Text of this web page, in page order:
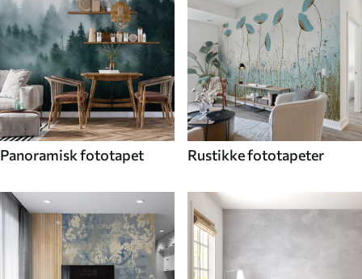
Panoramisk fototapet Rustikke fototapeter